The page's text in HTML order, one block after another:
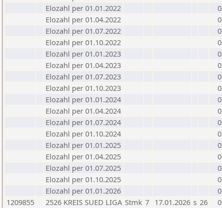
Elozahl per 01.01.2022
0
Elozahl per 01.04.2022
0
Elozahl per 01.07.2022
0
Elozahl per 01.10.2022
0
Elozahl per 01.01.2023
0
Elozahl per 01.04.2023
0
Elozahl per 01.07.2023
0
Elozahl per 01.10.2023
0
Elozahl per 01.01.2024
0
Elozahl per 01.04.2024
0
Elozahl per 01.07.2024
0
Elozahl per 01.10.2024
0
Elozahl per 01.01.2025
0
Elozahl per 01.04.2025
0
Elozahl per 01.07.2025
0
Elozahl per 01.10.2025
0
Elozahl per 01.01.2026
0
1209855
2526 KREIS SUED LIGA Stmk 7 17.01.2026 s 26
0